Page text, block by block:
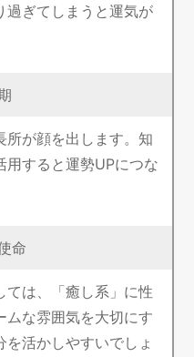
過ぎてしまうと運気が
所が顔を出します。知
用すると運勢UPにつな
命
ては、「癒し系」に性
ムな雰囲気を大切にす
活かしやすいでしょ